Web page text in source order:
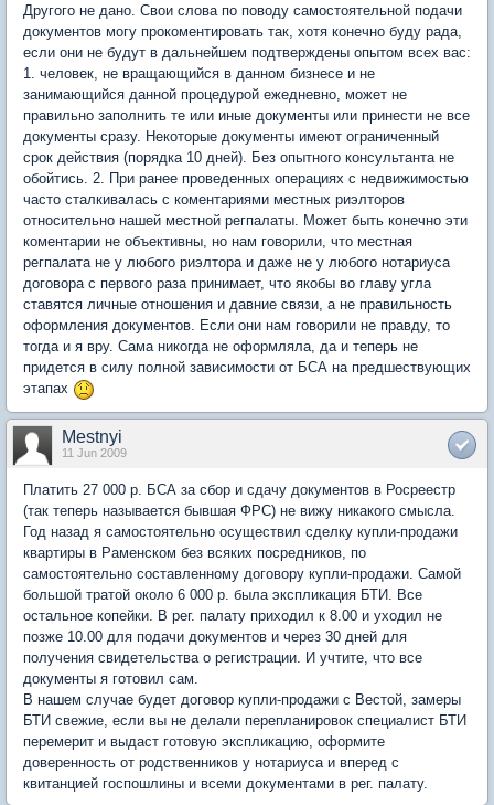
Другого не дано. Свои слова по поводу самостоятельной подачи
документов могу прокоментировать так, хотя конечно буду рада,
если они не будут в дальнейшем подтверждены опытом всех вас:
1. человек, не вращающийся в данном бизнесе и не
занимающийся данной процедурой ежедневно, может не
правильно заполнить те или иные документы или принести не все
документы сразу. Некоторые документы имеют ограниченный
срок действия (порядка 10 дней). Без опытного консультанта не
обойтись. 2. При ранее проведенных операциях с недвижимостью
часто сталкивалась с коментариями местных риэлторов
относительно нашей местной регпалаты. Может быть конечно эти
коментарии не объективны, но нам говорили, что местная
регпалата не у любого риэлтора и даже не у любого нотариуса
договора с первого раза принимает, что якобы во главу угла
ставятся личные отношения и давние связи, а не правильность
оформления документов. Если они нам говорили не правду, то
тогда и я вру. Сама никогда не оформляла, да и теперь не
придется в силу полной зависимости от БСА на предшествующих
этапах
Mestnyi
11 Jun 2009
Платить 27 000 р. БСА за сбор и сдачу документов в Росреестр
(так теперь называется бывшая ФРС) не вижу никакого смысла.
Год назад я самостоятельно осуществил сделку купли-продажи
квартиры в Раменском без всяких посредников, по
самостоятельно составленному договору купли-продажи. Самой
большой тратой около 6 000 р. была экспликация БТИ. Все
остальное копейки. В рег. палату приходил к 8.00 и уходил не
позже 10.00 для подачи документов и через 30 дней для
получения свидетельства о регистрации. И учтите, что все
документы я готовил сам.
В нашем случае будет договор купли-продажи с Вестой, замеры
БТИ свежие, если вы не делали перепланировок специалист БТИ
перемерит и выдаст готовую экспликацию, оформите
доверенность от родственников у нотариуса и вперед с
квитанцией госпошлины и всеми документами в рег. палату.